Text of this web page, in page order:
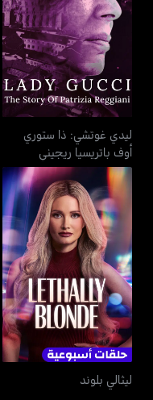
ليدي غوتشي: ذا ستوري
أوف باتريسيا ريجيني
ليدي غوتشي: ذا ستوري
أوف باتريسيا ريجيني
ليثالي بلوند
ليثالي بلوند